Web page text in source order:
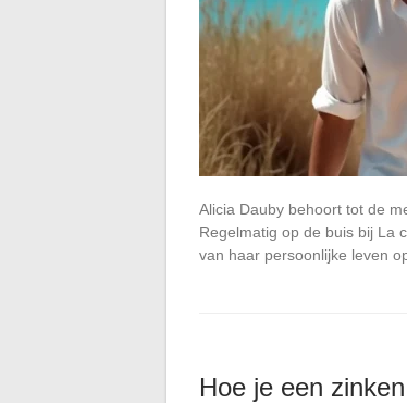
Alicia Dauby behoort tot de
Regelmatig op de buis bij La
van haar persoonlijke leven
Hoe je een